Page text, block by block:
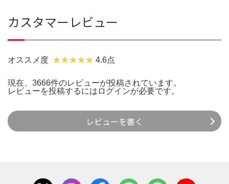
カスタマーレビュー
オススメ度 4.6点
現在、3666件のレビューが投稿されています。
レビューを投稿するには ログインが必要です。
レビューを書く